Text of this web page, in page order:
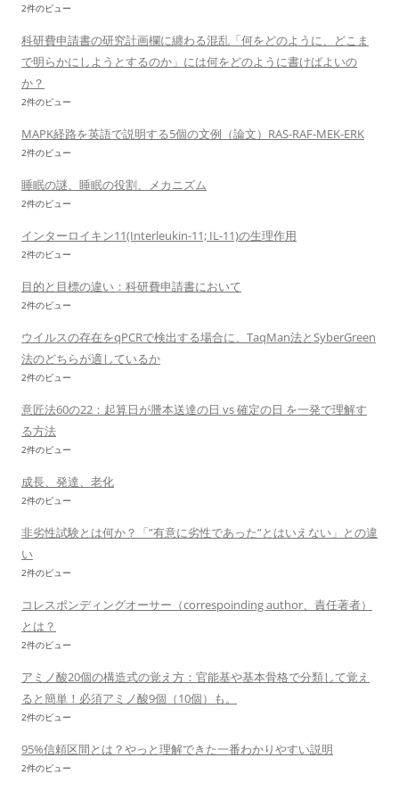
2件のビュー
科研費申請書の研究計画欄に纏わる混乱「何をどのように、どこま
で明らかにしようとするのか」には何をどのように書けばよいの
か？
2件のビュー
MAPK経路を英語で説明する5個の文例（論文）RAS-RAF-MEK-ERK
2件のビュー
睡眠の謎、睡眠の役割、メカニズム
2件のビュー
インターロイキン11(Interleukin-11; IL-11)の生理作用
2件のビュー
目的と目標の違い：科研費申請書において
2件のビュー
ウイルスの存在をqPCRで検出する場合に、TaqMan法とSyberGreen
法のどちらが適しているか
2件のビュー
意匠法60の22：起算日が謄本送達の日 vs 確定の日 を一発で理解す
る方法
2件のビュー
成長、発達、老化
2件のビュー
非劣性試験とは何か？「”有意に劣性であった”とはいえない」との違
い
2件のビュー
コレスポンディングオーサー（correspoinding author、責任著者）
とは？
2件のビュー
アミノ酸20個の構造式の覚え方：官能基や基本骨格で分類して覚え
ると簡単！必須アミノ酸9個（10個）も。
2件のビュー
95%信頼区間とは？やっと理解できた一番わかりやすい説明
2件のビュー